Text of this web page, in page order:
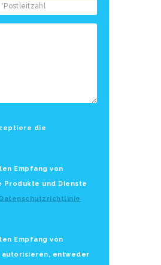
die
Empfang von
Produkte und Dienste
Datenschutzrichtlinie
Empfang von
entweder